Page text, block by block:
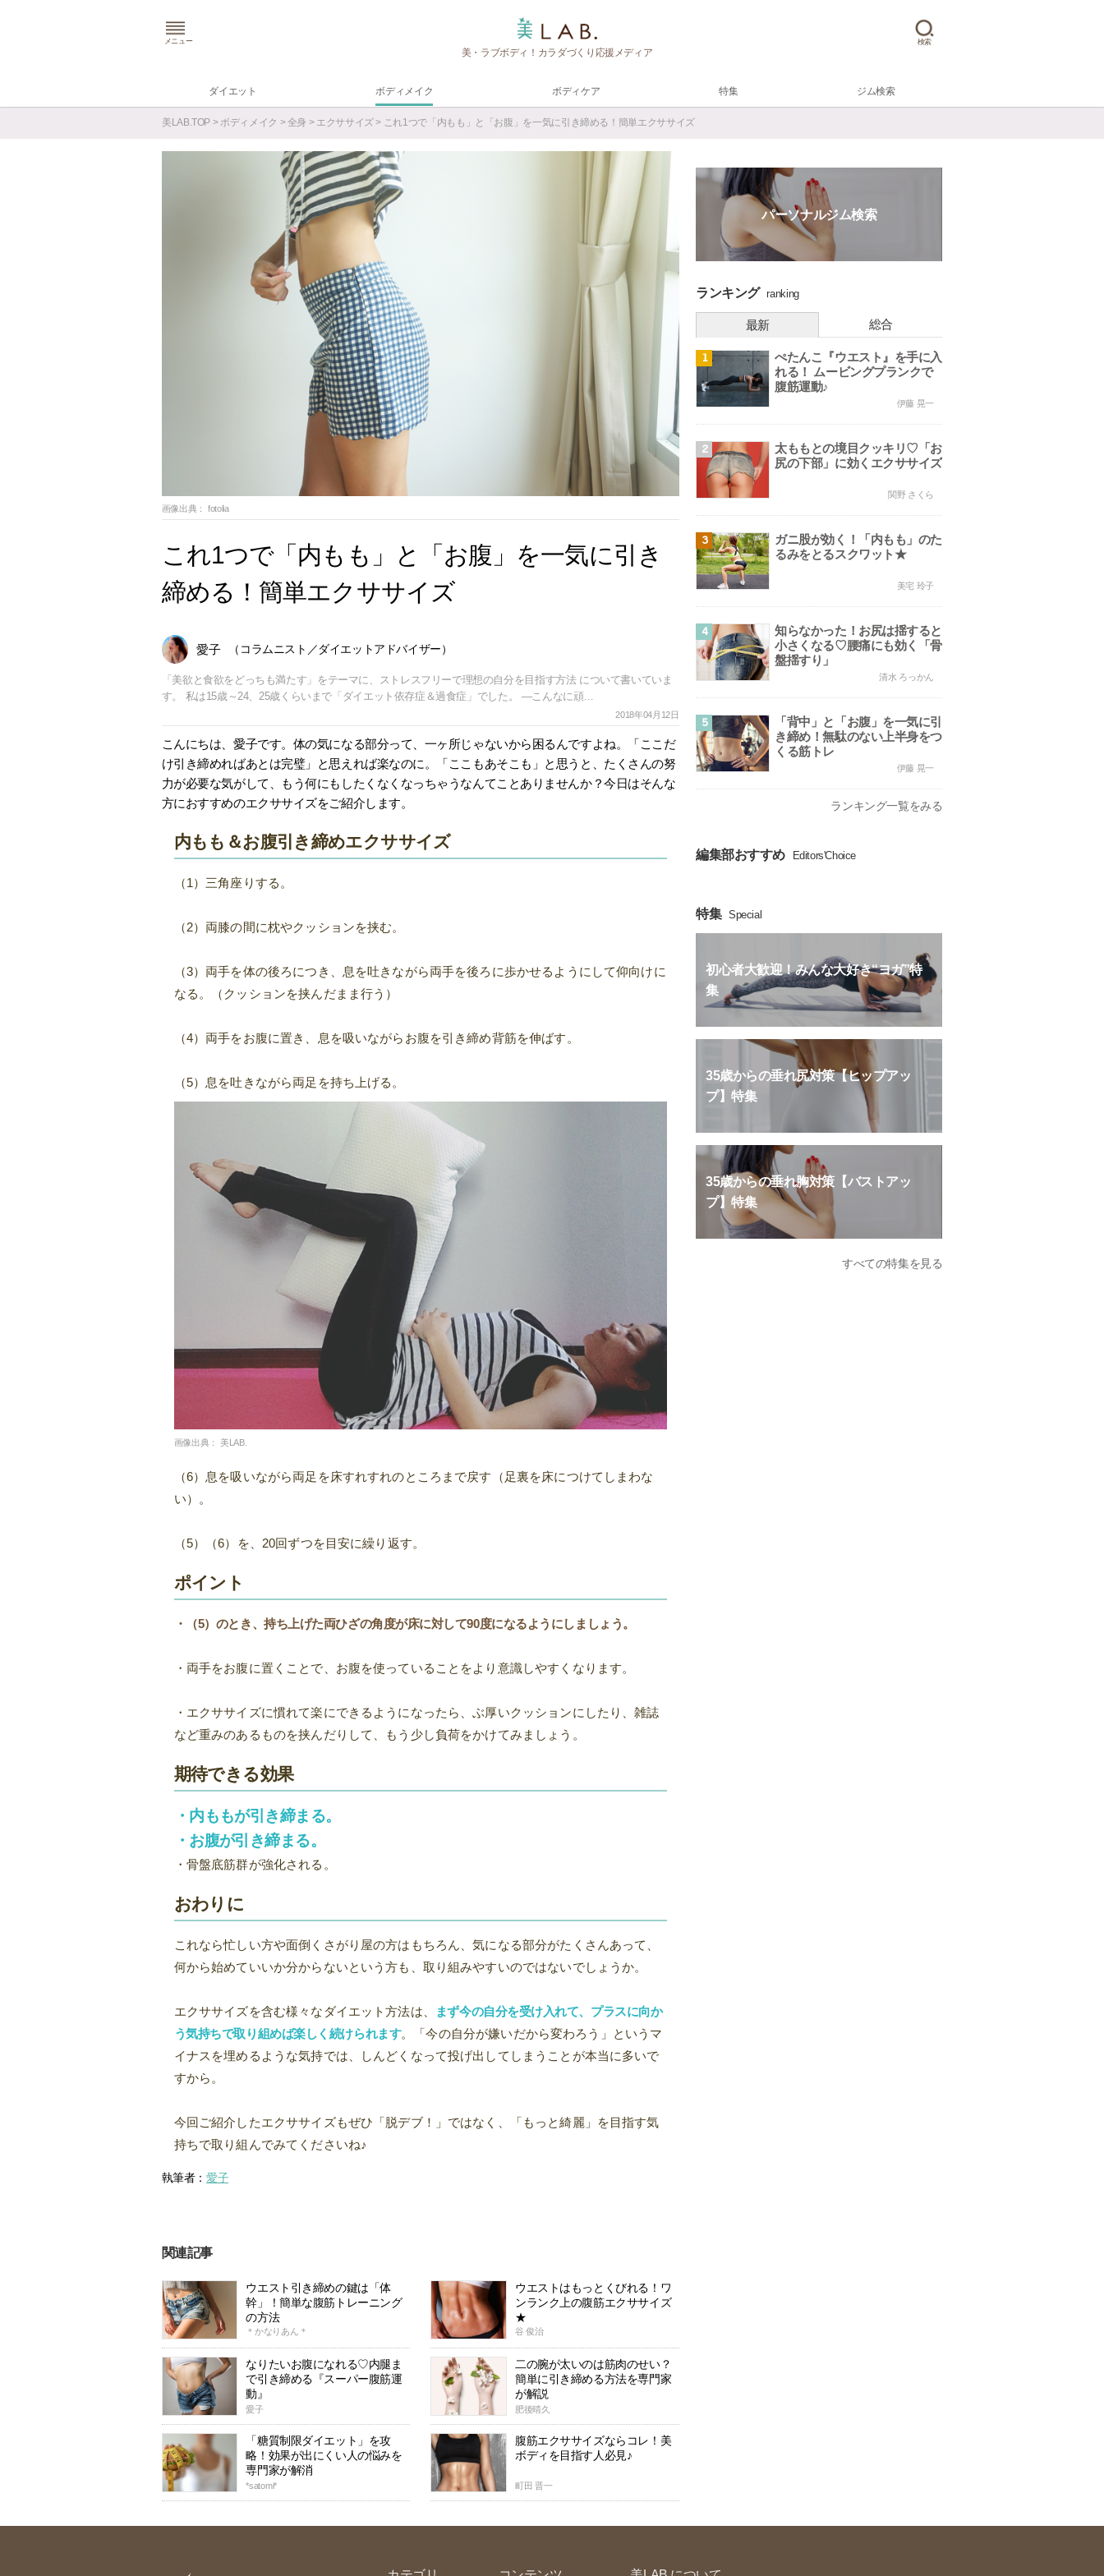
メニュー
美・ラブボディ！カラダづくり応援メディア
検索
ダイエット ボディメイク ボディケア 特集 ジム検索
美LAB.TOP > ボディメイク >全身 > エクササイズ> これ1つで「内もも」と「お腹」を一気に引き締める！簡単エクササイズ
画像出典： fotolia
これ1つで「内もも」と「お腹」を一気に引き
締める！簡単エクササイズ
愛子 （コラムニスト／ダイエットアドバイザー）
「美欲と食欲をどっちも満たす」をテーマに、ストレスフリーで理想の自分を目指す方法 について書いていま
す。 私は15歳～24、25歳くらいまで「ダイエット依存症＆過食症」でした。 ―こんなに頑…
2018年04月12日
こんにちは、愛子です。体の気になる部分って、一ヶ所じゃないから困るんですよね。「ここだ
け引き締めればあとは完璧」と思えれば楽なのに。「ここもあそこも」と思うと、たくさんの努
力が必要な気がして、もう何にもしたくなくなっちゃうなんてことありませんか？今日はそんな
方におすすめのエクササイズをご紹介します。
内もも＆お腹引き締めエクササイズ
（1）三角座りする。
（2）両膝の間に枕やクッションを挟む。
（3）両手を体の後ろにつき、息を吐きながら両手を後ろに歩かせるようにして仰向けに
なる。（クッションを挟んだまま行う）
（4）両手をお腹に置き、息を吸いながらお腹を引き締め背筋を伸ばす。
（5）息を吐きながら両足を持ち上げる。
画像出典： 美LAB.
（6）息を吸いながら両足を床すれすれのところまで戻す（足裏を床につけてしまわな
い）。
（5）（6）を、20回ずつを目安に繰り返す。
ポイント
・（5）のとき、持ち上げた両ひざの角度が床に対して90度になるようにしましょう。
・両手をお腹に置くことで、お腹を使っていることをより意識しやすくなります。
・エクササイズに慣れて楽にできるようになったら、ぶ厚いクッションにしたり、雑誌
など重みのあるものを挟んだりして、もう少し負荷をかけてみましょう。
期待できる効果
・内ももが引き締まる。
・お腹が引き締まる。
・骨盤底筋群が強化される。
おわりに
これなら忙しい方や面倒くさがり屋の方はもちろん、気になる部分がたくさんあって、
何から始めていいか分からないという方も、取り組みやすいのではないでしょうか。
エクササイズを含む様々なダイエット方法は、
まず今の自分を受け入れて、プラスに向か
う気持ちで取り組めば楽しく続けられます。「今の自分が嫌いだから変わろう」というマ
イナスを埋めるような気持では、しんどくなって投げ出してしまうことが本当に多いで
すから。
今回ご紹介したエクササイズもぜひ「脱デブ！」ではなく、「もっと綺麗」を目指す気
持ちで取り組んでみてくださいね♪
執筆者：愛子
関連記事
ウエスト引き締めの鍵は「体
幹」！簡単な腹筋トレーニング
の方法
＊かなりあん＊
ウエストはもっとくびれる！ワ
ンランク上の腹筋エクササイズ
★
谷 俊治
なりたいお腹になれる♡内腿ま
で引き締める『スーパー腹筋運
動』
愛子
二の腕が太いのは筋肉のせい？
簡単に引き締める方法を専門家
が解説
肥後晴久
「糖質制限ダイエット」を攻
略！効果が出にくい人の悩みを
専門家が解消
*satomi*
腹筋エクササイズならコレ！美
ボディを目指す人必見♪
町田 晋一
パーソナルジム検索
ランキング ranking
最新 総合
1
ぺたんこ『ウエスト』を手に入
れる！ ムービングプランクで
腹筋運動♪
伊藤 晃一
2
太ももとの境目クッキリ♡「お
尻の下部」に効くエクササイズ
関野 さくら
3
ガニ股が効く！「内もも」のた
るみをとるスクワット★
美宅 玲子
4
知らなかった！お尻は揺すると
小さくなる♡腰痛にも効く「骨
盤揺すり」
清水 ろっかん
5
「背中」と「お腹」を一気に引
き締め！無駄のない上半身をつ
くる筋トレ
伊藤 晃一
ランキング一覧をみる
編集部おすすめ Editors'Choice
特集 Special
初心者大歓迎！みんな大好き“ヨガ”特
集
35歳からの垂れ尻対策【ヒップアッ
プ】特集
35歳からの垂れ胸対策【バストアッ
プ】特集
すべての特集を見る